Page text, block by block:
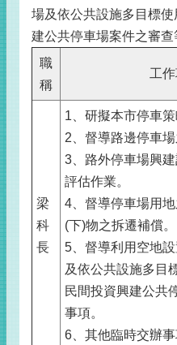
場及依公共設施多目標
建公共停車場案件之審查
職
稱
工作
梁
科
長
1、研擬本市停車策
2、督導路邊停車場
3、路外停車場興
評估作業。
4、督導停車場用
(下)物之拆遷補償。
5、督導利用空地
及依公共設施多目
民間投資興建公共
事項。
6、其他臨時交辦事